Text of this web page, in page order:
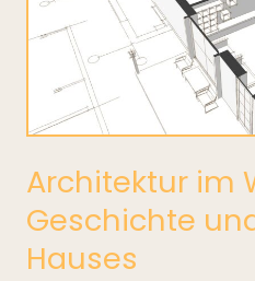
Architektur im
Geschichte
Hauses
Zukunft
Hauses